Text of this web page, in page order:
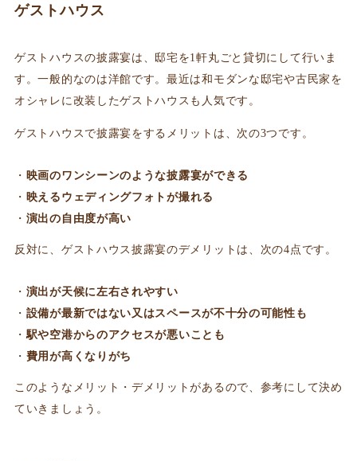
ゲストハウス
ゲストハウスの披露宴は、邸宅を1軒丸ごと貸切にして行いま
す。一般的なのは洋館です。最近は和モダンな邸宅や古民家を
オシャレに改装したゲストハウスも人気です。
ゲストハウスで披露宴をするメリットは、次の3つです。
映画のワンシーンのような披露宴ができる
映えるウェディングフォトが撮れる
演出の自由度が高い
反対に、ゲストハウス披露宴のデメリットは、次の4点です。
演出が天候に左右されやすい
設備が最新ではない又はスペースが不十分の可能性も
駅や空港からのアクセスが悪いことも
費用が高くなりがち
このようなメリット・デメリットがあるので、参考にして決め
ていきましょう。